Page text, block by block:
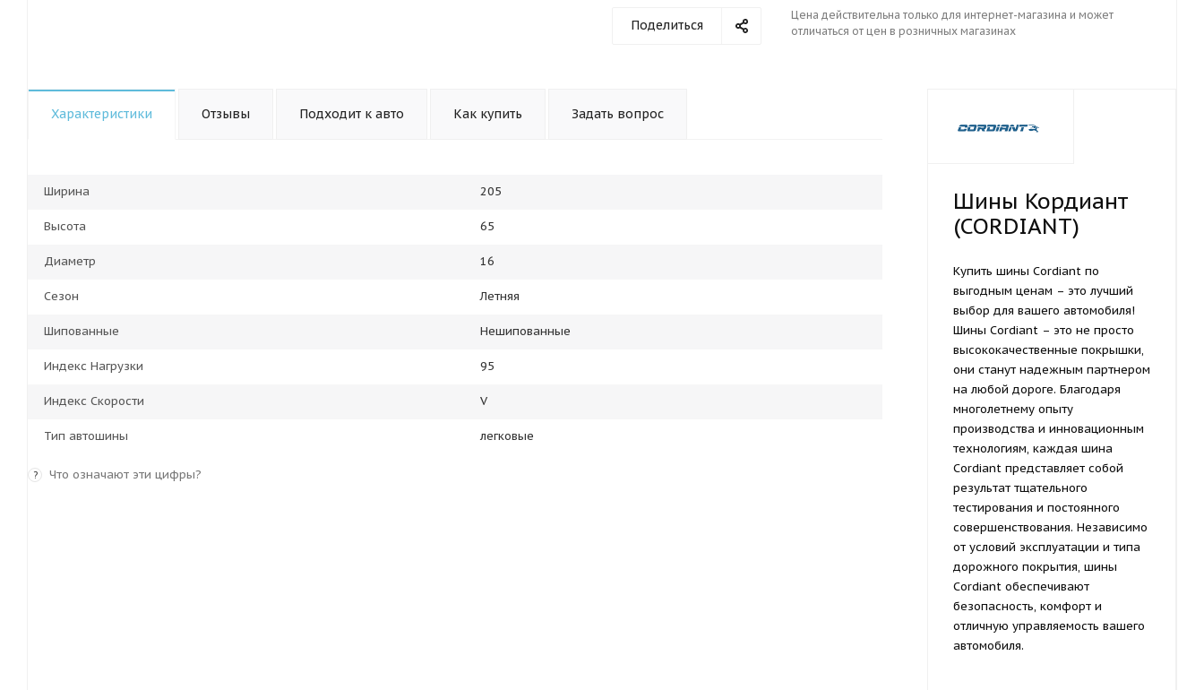
Поделиться
Цена действительна только для интернет-магазина и может
отличаться от цен в розничных магазинах
Характеристики Отзывы Подходит к авто Как купить Задать вопрос
Ширина 205
Высота 65
Диаметр 16
Сезон Летняя
Шипованные Нешипованные
Индекс Нагрузки 95
Индекс Скорости V
Тип автошины легковые
? Что означают эти цифры?
Шины Кордиант
(CORDIANT)
Купить шины Cordiant по
выгодным ценам – это лучший
выбор для вашего автомобиля!
Шины Cordiant – это не просто
высококачественные покрышки,
они станут надежным партнером
на любой дороге. Благодаря
многолетнему опыту
производства и инновационным
технологиям, каждая шина
Cordiant представляет собой
результат тщательного
тестирования и постоянного
совершенствования. Независимо
от условий эксплуатации и типа
дорожного покрытия, шины
Cordiant обеспечивают
безопасность, комфорт и
отличную управляемость вашего
автомобиля.